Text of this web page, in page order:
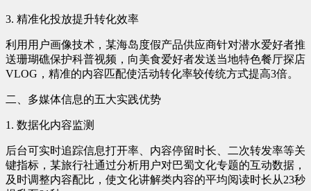
3. 精准化投放提升转化效率
利用用户画像技术，某海岛度假产品供应商针对潜水爱好者推
送珊瑚礁保护科普视频，向美食爱好者发送当地特色餐厅探店
VLOG，精准的内容匹配使活动转化率较传统方式提高3倍。
二、多媒体信息的五大实践优势
1. 数据化内容监测
后台可实时追踪信息打开率、内容停留时长、二次转发率等关
键指标，某旅行社通过分析用户对巴蜀文化专题的互动数据，
及时调整内容配比，使文化讲解类内容的平均阅读时长从23秒